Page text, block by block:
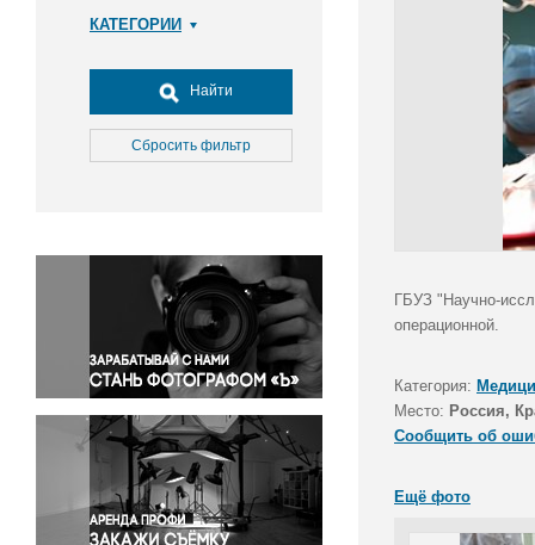
КАТЕГОРИИ
Досуг, туризм и отдых
Культура
Медицина
Окружающая среда
Политика
Правосудие
Происшествия и конфликты
Религия
Светская жизнь
Спорт
Экология
Экономика и бизнес
Найти
Сбросить фильтр
ГБУЗ "Научно-
операционной.
Категория:
Место: Россия,
Сообщить об
Ещё фото